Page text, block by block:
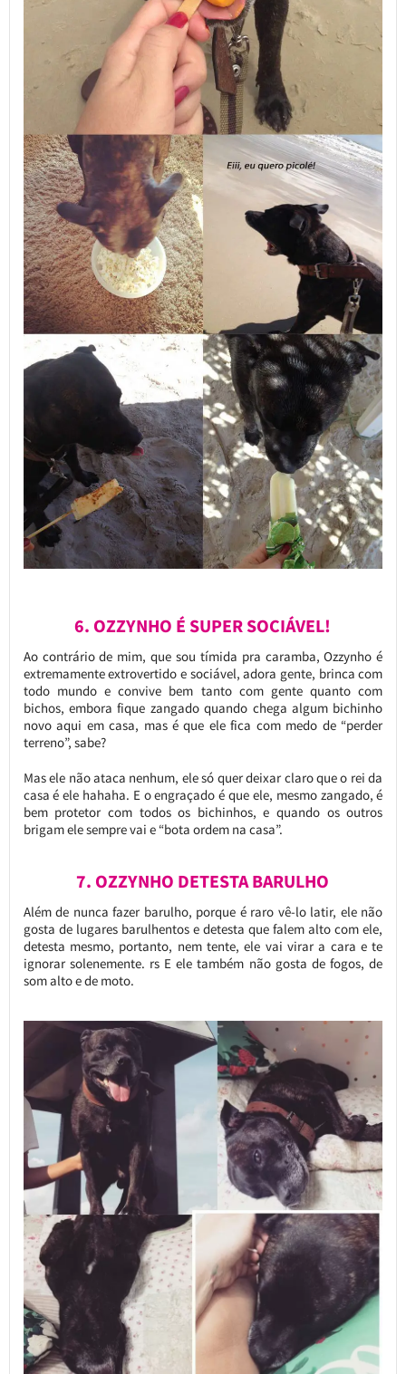
6. OZZYNHO É SUPER SOCIÁVEL!
Ao contrário de mim, que sou tímida pra caramba, Ozzynho é
extremamente extrovertido e sociável, adora gente, brinca com
todo mundo e convive bem tanto com gente quanto com
bichos, embora fique zangado quando chega algum bichinho
novo aqui em casa, mas é que ele fica com medo de “perder
terreno”, sabe?
Mas ele não ataca nenhum, ele só quer deixar claro que o rei da
casa é ele hahaha. E o engraçado é que ele, mesmo zangado, é
bem protetor com todos os bichinhos, e quando os outros
brigam ele sempre vai e “bota ordem na casa”.
7. OZZYNHO DETESTA BARULHO
Além de nunca fazer barulho, porque é raro vê-lo latir, ele não
gosta de lugares barulhentos e detesta que falem alto com ele,
detesta mesmo, portanto, nem tente, ele vai virar a cara e te
ignorar solenemente. rs E ele também não gosta de fogos, de
som alto e de moto.